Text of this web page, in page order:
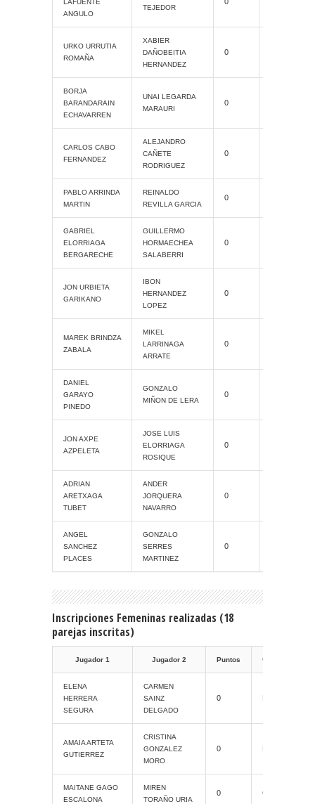
LAFUENTE
ANGULO
TEJEDOR
URKO URRUTIA
ROMAÑA
XABIER
DAÑOBEITIA
HERNANDEZ
0
BORJA
BARANDARAIN
ECHAVARREN
UNAI LEGARDA
MARAURI
0
CARLOS CABO
FERNANDEZ
ALEJANDRO
CAÑETE
RODRIGUEZ
0
PABLO ARRINDA
MARTIN
REINALDO
REVILLA GARCIA
0
GABRIEL
ELORRIAGA
BERGARECHE
GUILLERMO
HORMAECHEA
SALABERRI
0
JON URBIETA
GARIKANO
IBON
HERNANDEZ
LOPEZ
0
MAREK BRINDZA
ZABALA
MIKEL
LARRINAGA
ARRATE
0
DANIEL
GARAYO
PINEDO
GONZALO
MIÑON DE LERA
0
JON AXPE
AZPELETA
JOSE LUIS
ELORRIAGA
ROSIQUE
0
ADRIAN
ARETXAGA
TUBET
ANDER
JORQUERA
NAVARRO
0
ANGEL
SANCHEZ
PLACES
GONZALO
SERRES
MARTINEZ
0
Inscripciones Femeninas realizadas (18
parejas inscritas)
Jugador 1 Jugador 2 Puntos Categoria
ELENA
HERRERA
SEGURA
CARMEN
SAINZ
DELGADO
0
AMAIA ARTETA
GUTIERREZ
CRISTINA
GONZALEZ
MORO
0
MAITANE GAGO
ESCALONA
MIREN
TORAÑO URIA
0 Grand Slam